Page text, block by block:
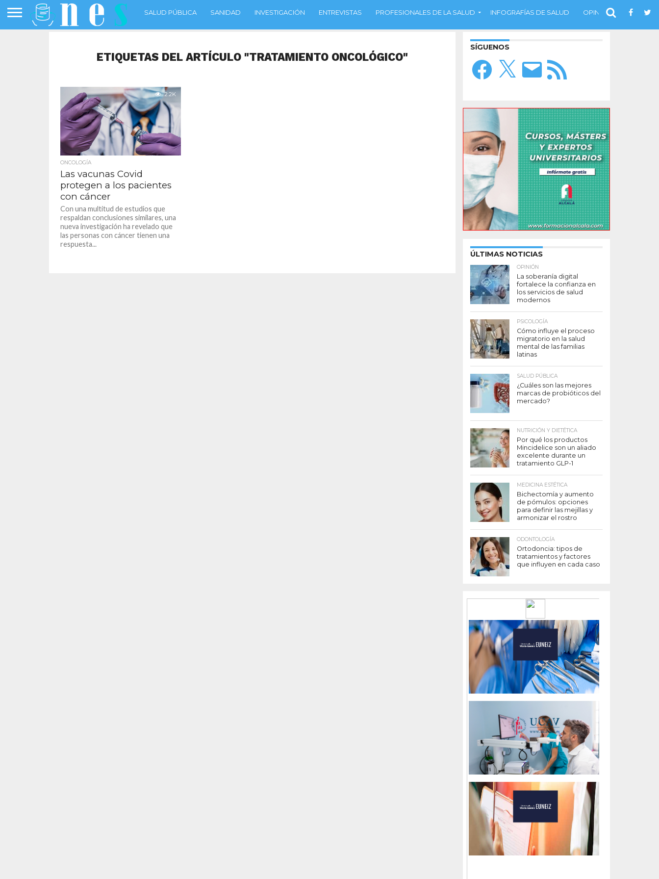
SALUD PÚBLICA SANIDAD INVESTIGACIÓN ENTREVISTAS PROFESIONALES DE LA SALUD INFOGRAFÍAS DE SALUD OPINIÓN
ETIQUETAS DEL ARTÍCULO "TRATAMIENTO ONCOLÓGICO"
2.2K
ONCOLOGÍA
Las vacunas Covid
protegen a los pacientes
con cáncer
Con una multitud de estudios que
respaldan conclusiones similares, una
nueva investigación ha revelado que
las personas con cáncer tienen una
respuesta...
SÍGUENOS
Facebook
X
Correo
electrónico
Feed
RSS
ÚLTIMAS NOTICIAS
OPINIÓN
La soberanía digital
fortalece la confianza en
los servicios de salud
modernos
PSICOLOGÍA
Cómo influye el proceso
migratorio en la salud
mental de las familias
latinas
SALUD PÚBLICA
¿Cuáles son las mejores
marcas de probióticos del
mercado?
NUTRICIÓN Y DIETÉTICA
Por qué los productos
Mincidelice son un aliado
excelente durante un
tratamiento GLP-1
MEDICINA ESTÉTICA
Bichectomía y aumento
de pómulos: opciones
para definir las mejillas y
armonizar el rostro
ODONTOLOGÍA
Ortodoncia: tipos de
tratamientos y factores
que influyen en cada caso